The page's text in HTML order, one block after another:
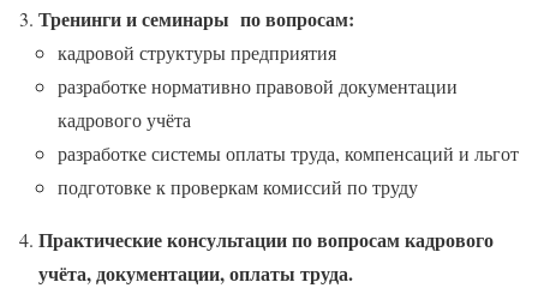
Тренинги и семинары по вопросам:
кадровой структуры предприятия
разработке нормативно правовой документации
кадрового учёта
разработке системы оплаты труда, компенсаций и льгот
подготовке к проверкам комиссий по труду
Практические консультации по вопросам кадрового
учёта, документации, оплаты труда.